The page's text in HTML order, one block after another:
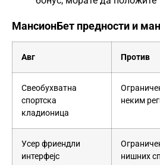
МансионБет предности и
Авг Против
Свеобухватна
спортска
кладионица
неким
Усер фриендли
интерфејс
нишних